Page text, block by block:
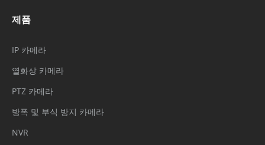
제품
IP 카메라
열화상 카메라
PTZ 카메라
방폭 및 부식 방지 카메라
NVR